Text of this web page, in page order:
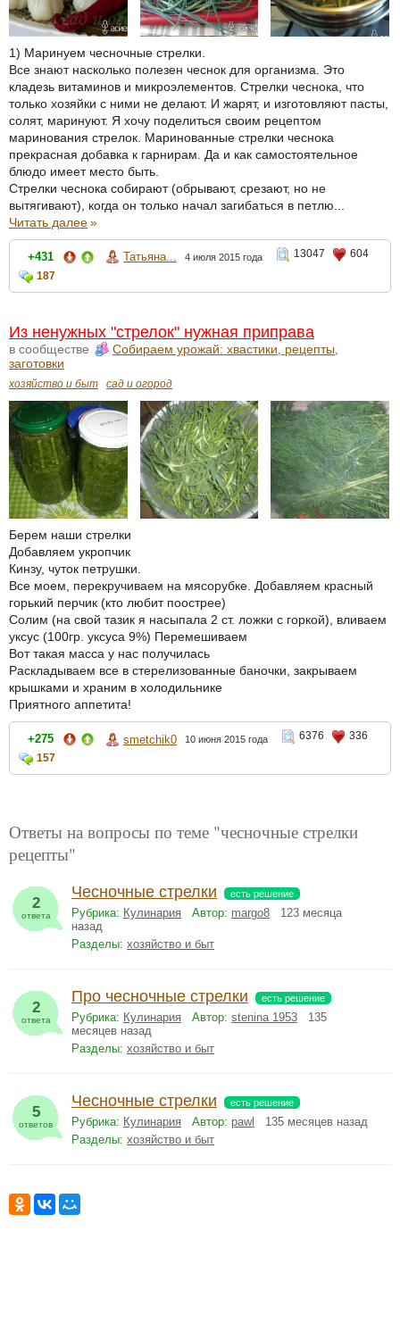
1) Маринуем чесночные стрелки.
Все знают насколько полезен чеснок для организма. Это
кладезь витаминов и микроэлементов. Стрелки чеснока, что
только хозяйки с ними не делают. И жарят, и изготовляют пасты,
солят, маринуют. Я хочу поделиться своим рецептом
маринования стрелок. Маринованные стрелки чеснока
прекрасная добавка к гарнирам. Да и как самостоятельное
блюдо имеет место быть.
Стрелки чеснока собирают (обрывают, срезают, но не
вытягивают), когда он только начал загибаться в петлю...
Читать далее»
+431 Татьяна... 4 июля 2015 года 13047
604
187
Из ненужных "стрелок" нужная приправа
в сообществе
Собираем урожай: хвастики, рецепты,
заготовки
хозяйство и быт сад и огород
Берем наши стрелки
Добавляем укропчик
Кинзу, чуток петрушки.
Все моем, перекручиваем на мясорубке. Добавляем красный
горький перчик (кто любит поострее)
Солим (на свой тазик я насыпала 2 ст. ложки с горкой), вливаем
уксус (100гр. уксуса 9%) Перемешиваем
Вот такая масса у нас получилась
Раскладываем все в стерелизованные баночки, закрываем
крышками и храним в холодильнике
Приятного аппетита!
+275 smetchik0 10 июня 2015 года 6376
336
157
Ответы на вопросы по теме "чесночные стрелки
рецепты"
2
ответа
Чесночные стрелки есть решение
Рубрика: Кулинария Автор: margo8 123 месяца
назад
Разделы: хозяйство и быт
2
ответа
Про чесночные стрелки есть решение
Рубрика: Кулинария Автор: stenina 1953 135
месяцев назад
Разделы: хозяйство и быт
5
ответов
Чесночные стрелки есть решение
Рубрика: Кулинария Автор: pawl
135 месяцев назад
Разделы: хозяйство и быт